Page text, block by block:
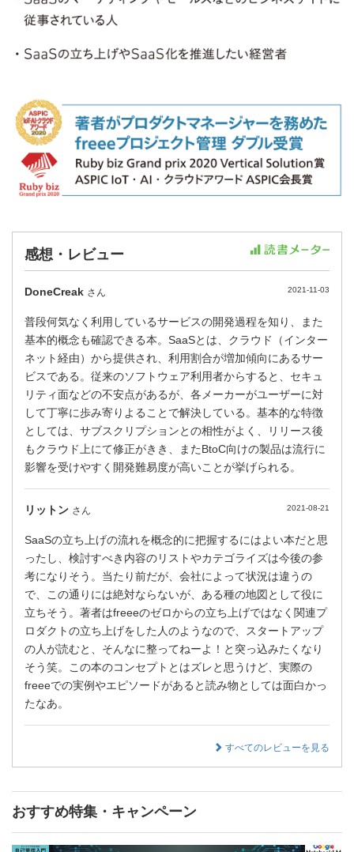
感想・レビュー
DoneCreak さん 2021-11-03
普段何気なく利用しているサービスの開発過程を知り、また
基本的概念も確認できる本。SaaSとは、クラウド（インター
ネット経由）から提供され、利用割合が増加傾向にあるサー
ビスである。従来のソフトウェア利用者からすると、セキュ
リティ面などの不安点があるが、各メーカーがユーザーに対
して丁寧に歩み寄りよることで解決している。基本的な特徴
としては、サブスクリプションとの相性がよく、リリース後
もクラウド上にて修正がきき、またBtoC向けの製品は流行に
影響を受けやすく開発難易度が高いことが挙げられる。
リットン さん 2021-08-21
SaaSの立ち上げの流れを概念的に把握するにはよい本だと思
ったし、検討すべき内容のリストやカテゴライズは今後の参
考になりそう。当たり前だが、会社によって状況は違うの
で、この通りには絶対ならないが、ある種の地図として役に
立ちそう。著者はfreeeのゼロからの立ち上げではなく関連プ
ロダクトの立ち上げをした人のようなので、スタートアップ
の人が読むと、そんなに整ってねーよ！と突っ込みたくなり
そう笑。この本のコンセプトとはズレと思うけど、実際の
freeeでの実例やエピソードがあると読み物としては面白かっ
たなあ。
すべてのレビューを見る
おすすめ特集・キャンペーン